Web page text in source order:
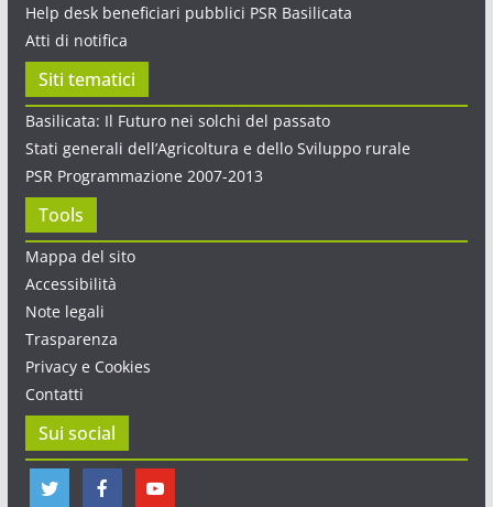
Help desk beneficiari pubblici PSR Basilicata
Atti di notifica
Siti tematici
Basilicata: Il Futuro nei solchi del passato
Stati generali dell’Agricoltura e dello Sviluppo rurale
PSR Programmazione 2007-2013
Tools
Mappa del sito
Accessibilità
Note legali
Trasparenza
Privacy e Cookies
Contatti
Sui social